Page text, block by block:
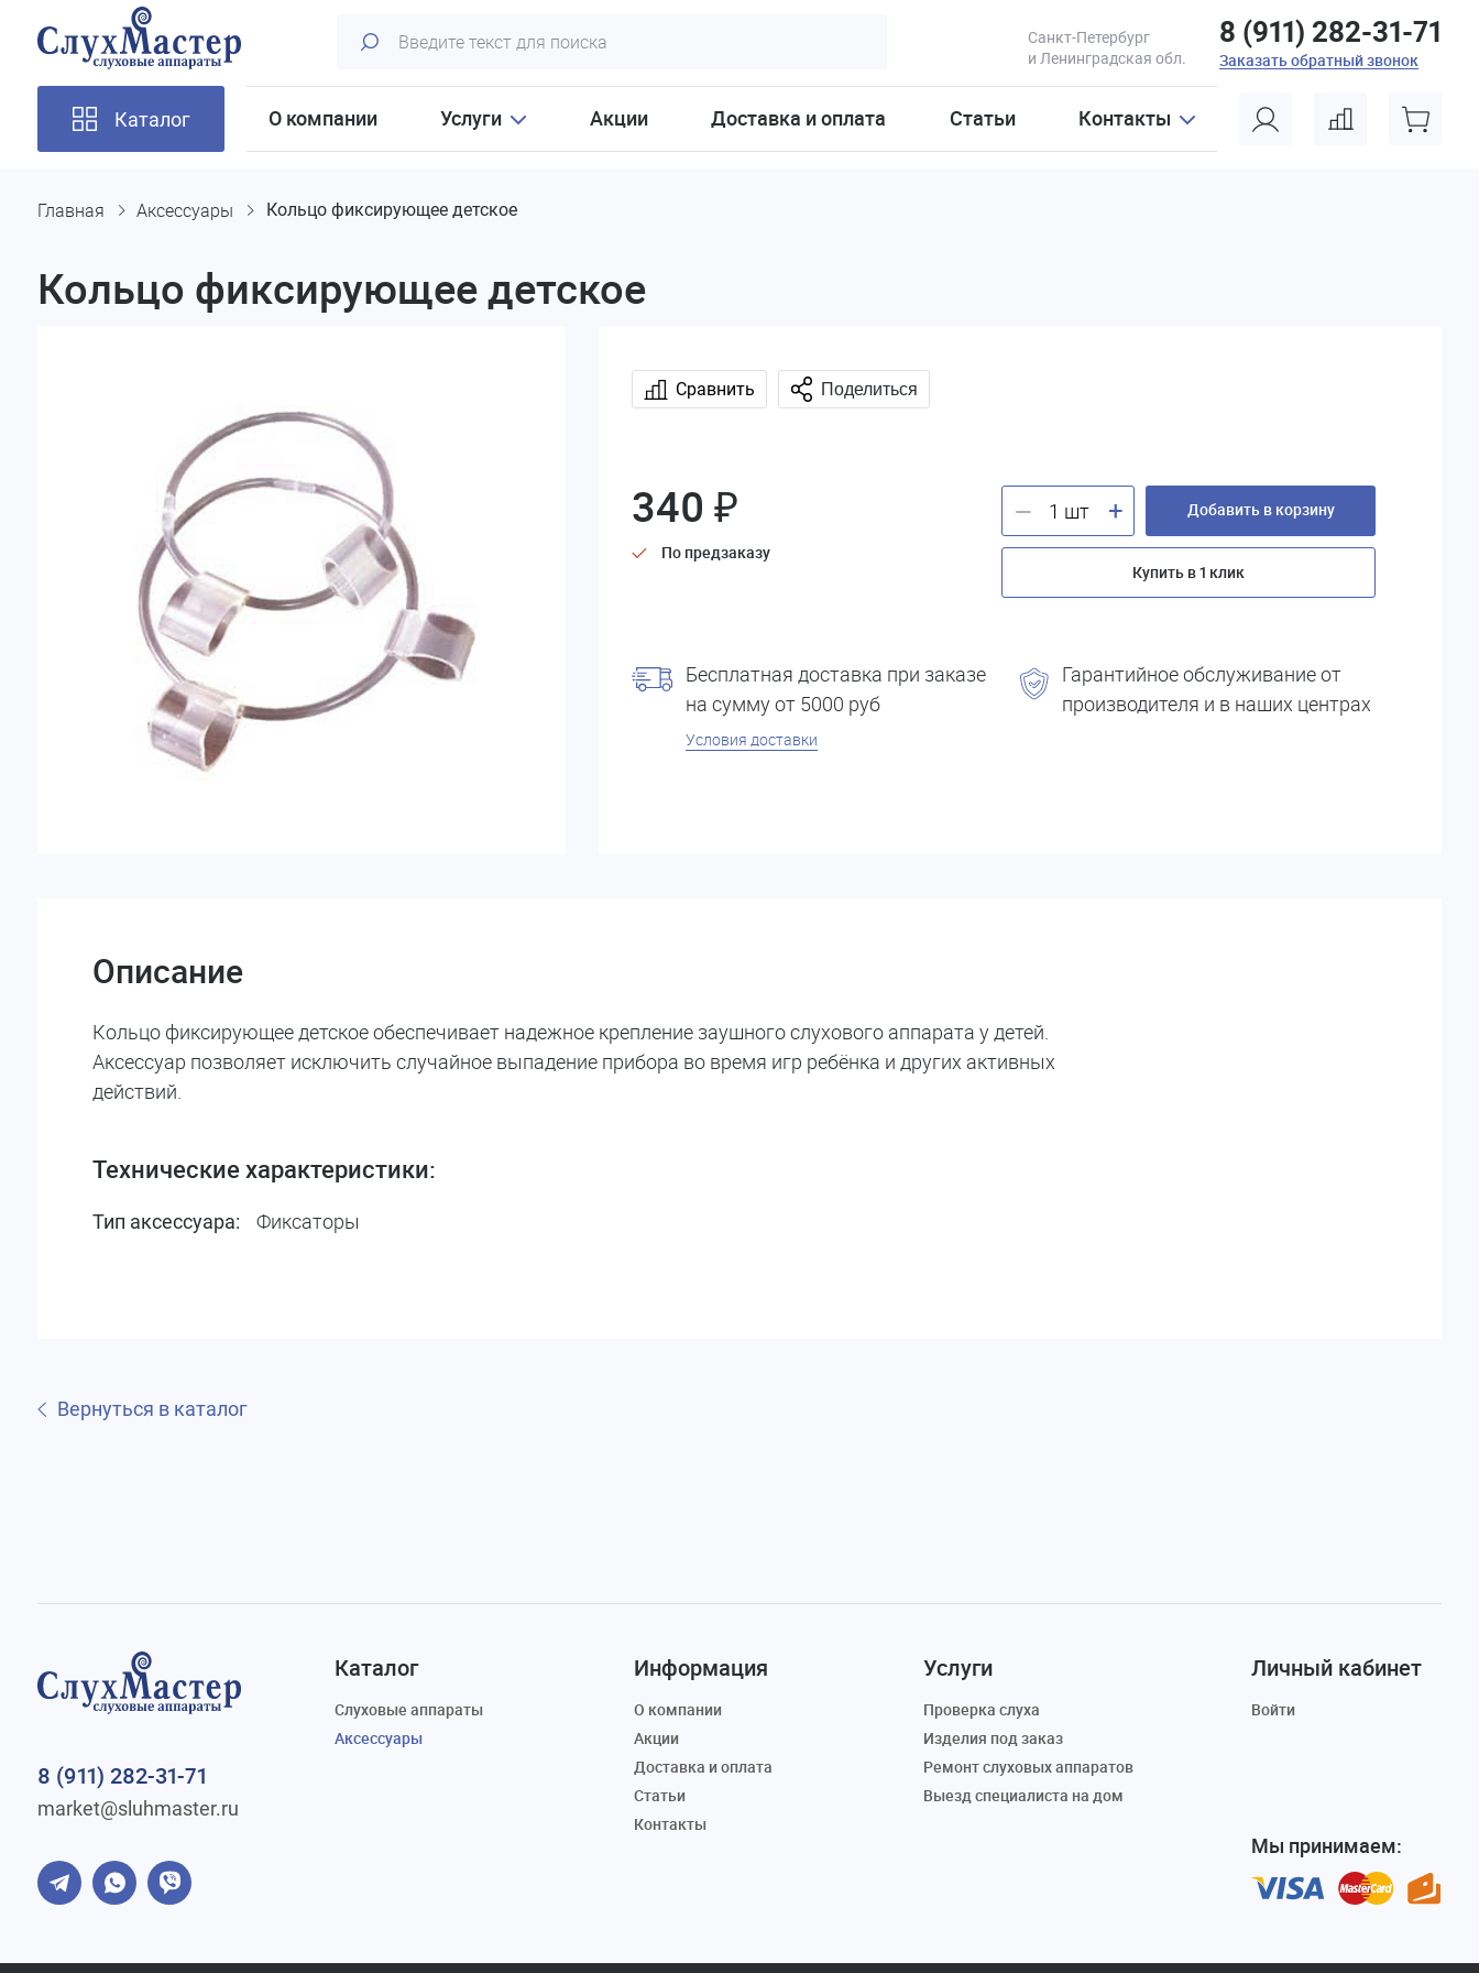
Санкт-Петербург
и Ленинградская обл.
8 (911) 282-31-71
Заказать обратный звонок
Каталог О компании Услуги Акции Доставка и оплата Статьи Контакты
Главная Аксессуары Кольцо фиксирующее детское
Кольцо фиксирующее детское
Сравнить
340 ₽
По предзаказу
— + Добавить в корзину
Купить в 1 клик
Бесплатная доставка при заказе
на сумму от 5000 руб
Условия доставки
Гарантийное обслуживание от
производителя и в наших центрах
Описание
Кольцо фиксирующее детское обеспечивает надежное крепление заушного слухового аппарата у детей.
Аксессуар позволяет исключить случайное выпадение прибора во время игр ребёнка и других активных
действий.
Технические характеристики:
Тип аксессуара: Фиксаторы
Вернуться в каталог
8 (911) 282-31-71
market@sluhmaster.ru
Каталог
Слуховые аппараты
Аксессуары
Информация
О компании
Акции
Доставка и оплата
Статьи
Контакты
Услуги
Проверка слуха
Изделия под заказ
Ремонт слуховых аппаратов
Выезд специалиста на дом
Личный кабинет
Войти
Мы принимаем: